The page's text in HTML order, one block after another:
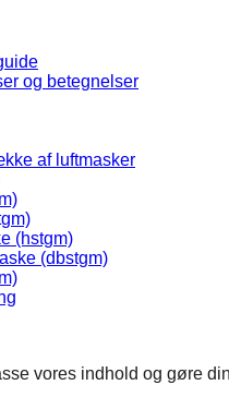
og betegnelser
af luftmasker
(hstgm)
(dbstgm)
vores indhold og gøre